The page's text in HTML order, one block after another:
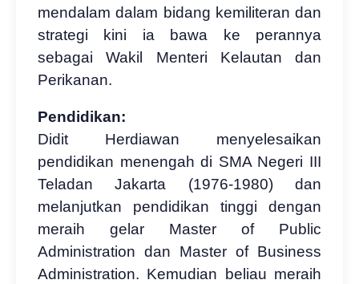
mendalam dalam bidang kemiliteran dan
strategi kini ia bawa ke perannya
sebagai Wakil Menteri Kelautan dan
Perikanan.
Pendidikan:
Didit Herdiawan menyelesaikan
pendidikan menengah di SMA Negeri III
Teladan Jakarta (1976-1980) dan
melanjutkan pendidikan tinggi dengan
meraih gelar Master of Public
Administration dan Master of Business
Administration. Kemudian beliau meraih